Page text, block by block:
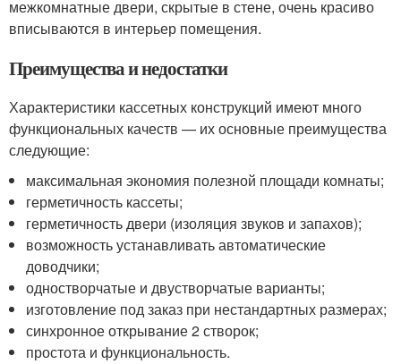
межкомнатные двери, скрытые в стене, очень красиво
вписываются в интерьер помещения.
Преимущества и недостатки
Характеристики кассетных конструкций имеют много
функциональных качеств — их основные преимущества
следующие:
максимальная экономия полезной площади комнаты;
герметичность кассеты;
герметичность двери (изоляция звуков и запахов);
возможность устанавливать автоматические
доводчики;
одностворчатые и двустворчатые варианты;
изготовление под заказ при нестандартных размерах;
синхронное открывание 2 створок;
простота и функциональность.